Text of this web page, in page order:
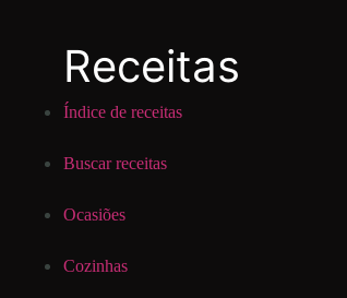
Receitas
Índice de receitas
Buscar receitas
Ocasiões
Cozinhas